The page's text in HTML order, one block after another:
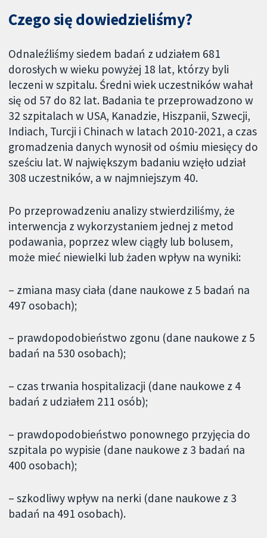
Czego się dowiedzieliśmy?
Odnaleźliśmy siedem badań z udziałem 681
dorosłych w wieku powyżej 18 lat, którzy byli
leczeni w szpitalu. Średni wiek uczestników wahał
się od 57 do 82 lat. Badania te przeprowadzono w
32 szpitalach w USA, Kanadzie, Hiszpanii, Szwecji,
Indiach, Turcji i Chinach w latach 2010-2021, a czas
gromadzenia danych wynosił od ośmiu miesięcy do
sześciu lat. W największym badaniu wzięło udział
308 uczestników, a w najmniejszym 40.
Po przeprowadzeniu analizy stwierdziliśmy, że
interwencja z wykorzystaniem jednej z metod
podawania, poprzez wlew ciągły lub bolusem,
może mieć niewielki lub żaden wpływ na wyniki:
– zmiana masy ciała (dane naukowe z 5 badań na
497 osobach);
– prawdopodobieństwo zgonu (dane naukowe z 5
badań na 530 osobach);
– czas trwania hospitalizacji (dane naukowe z 4
badań z udziałem 211 osób);
– prawdopodobieństwo ponownego przyjęcia do
szpitala po wypisie (dane naukowe z 3 badań na
400 osobach);
– szkodliwy wpływ na nerki (dane naukowe z 3
badań na 491 osobach).